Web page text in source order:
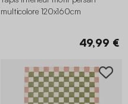
multicolore 120x160cm
49,99 €